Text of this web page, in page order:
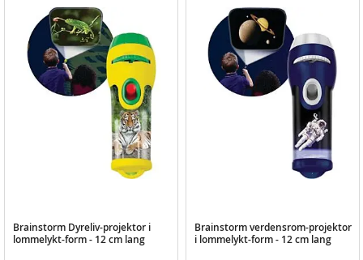
Brainstorm Dyreliv-projektor i
lommelykt-form - 12 cm lang
Brainstorm verdensrom-projektor
i lommelykt-form - 12 cm lang